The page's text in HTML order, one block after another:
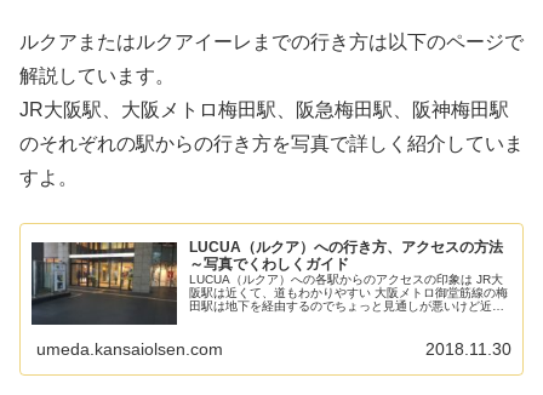
ルクアまたはルクアイーレまでの行き方は以下のページで
解説しています。
JR大阪駅、大阪メトロ梅田駅、阪急梅田駅、阪神梅田駅
のそれぞれの駅からの行き方を写真で詳しく紹介していま
すよ。
LUCUA（ルクア）への行き方、アクセスの方法
～写真でくわしくガイド
LUCUA（ルクア）への各駅からのアクセスの印象は JR大
阪駅は近くて、道もわかりやすい 大阪メトロ御堂筋線の梅
田駅は地下を経由するのでちょっと見通しが悪いけど近い
umeda.kansaiolsen.com 2018.11.30